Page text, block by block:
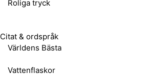
Roliga tryck
Citat & ordspråk
Världens Bästa
Vattenflaskor